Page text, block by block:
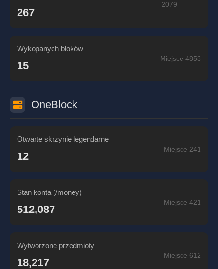
267
2079
Wykopanych bloków
15
Miejsce 4853
OneBlock
Otwarte skrzynie legendarne
12
Miejsce 241
Stan konta (/money)
512,087
Miejsce 421
Wytworzone przedmioty
18,217
Miejsce 612